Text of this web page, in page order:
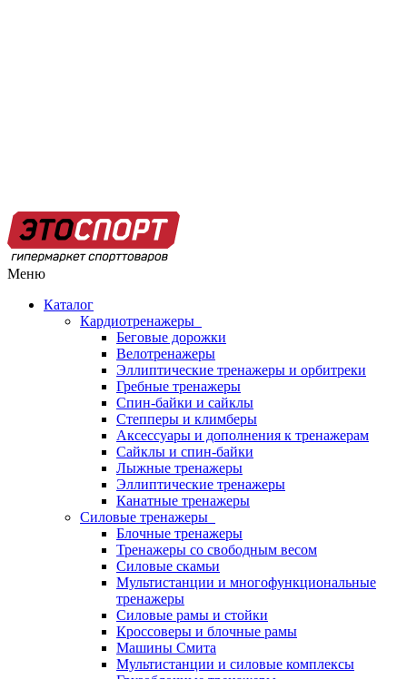
Меню
Каталог
Кардиотренажеры
Беговые дорожки
Велотренажеры
Эллиптические тренажеры и орбитреки
Гребные тренажеры
Спин-байки и сайклы
Степперы и климберы
Аксессуары и дополнения к тренажерам
Сайклы и спин-байки
Лыжные тренажеры
Эллиптические тренажеры
Канатные тренажеры
Силовые тренажеры
Блочные тренажеры
Тренажеры со свободным весом
Силовые скамьи
Мультистанции и многофункциональные
тренажеры
Силовые рамы и стойки
Кроссоверы и блочные рамы
Машины Смита
Мультистанции и силовые комплексы